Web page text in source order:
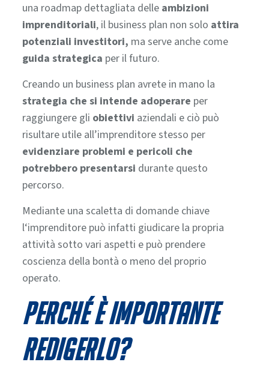
una roadmap dettagliata delle ambizioni
imprenditoriali, il business plan non solo attira
potenziali investitori, ma serve anche come
guida strategica per il futuro.
Creando un business plan avrete in mano la
strategia che si intende adoperare per
raggiungere gli obiettivi aziendali e ciò può
risultare utile all’imprenditore stesso per
evidenziare problemi e pericoli che
potrebbero presentarsi durante questo
percorso.
Mediante una scaletta di domande chiave
l‘imprenditore può infatti giudicare la propria
attività sotto vari aspetti e può prendere
coscienza della bontà o meno del proprio
operato.
Perché è importante
redigerlo?